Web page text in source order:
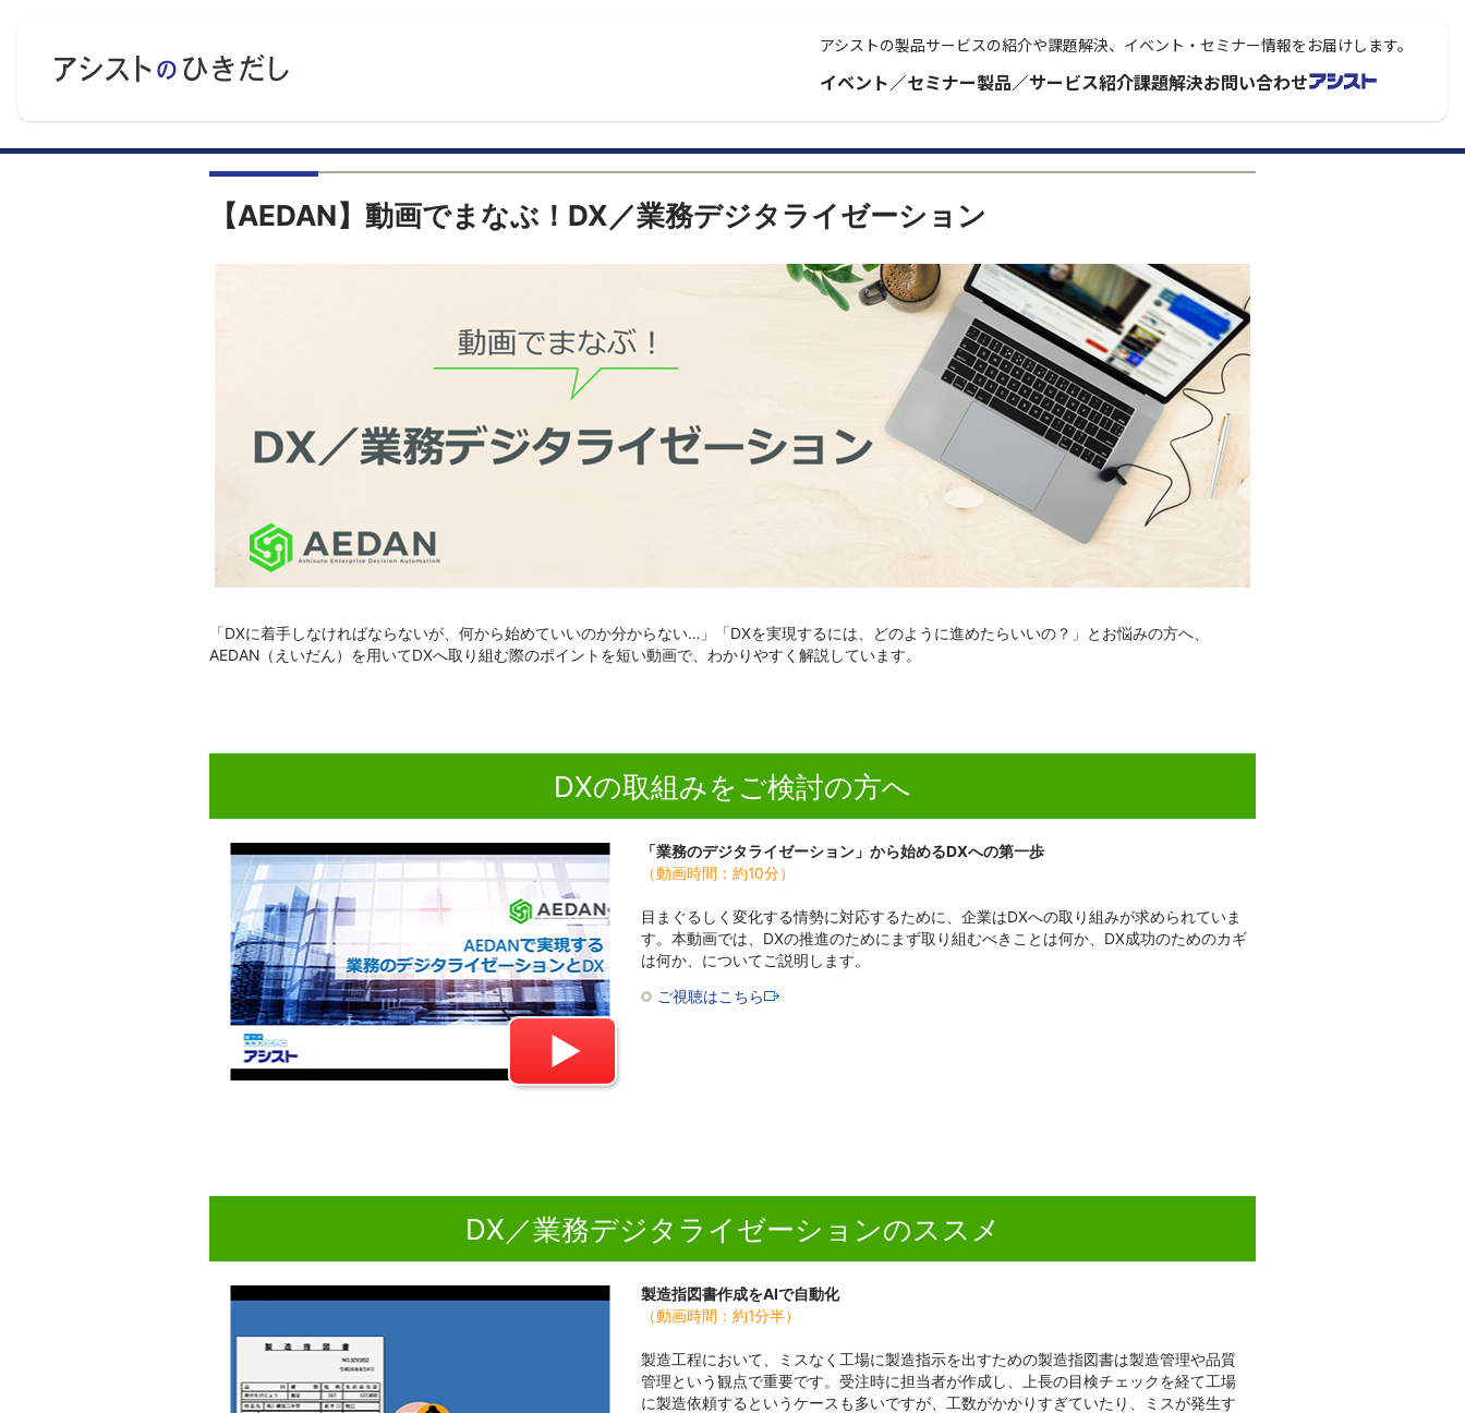
アシストの製品サービスの紹介や課題解決、イベント・セミナー情報をお届けします。
イベント／セミナー製品／サービス紹介課題解決お問い合わせ
【AEDAN】動画でまなぶ！DX／業務デジタライゼーション
「DXに着手しなければならないが、何から始めていいのか分からない…」「DXを実現するには、どのように進めたらいいの？」とお悩みの方へ、
AEDAN（えいだん）を用いてDXへ取り組む際のポイントを短い動画で、わかりやすく解説しています。
DXの取組みをご検討の方へ
「業務のデジタライゼーション」から始めるDXへの第一歩
（動画時間：約10分）
目まぐるしく変化する情勢に対応するために、企業はDXへの取り組みが求められていま
す。本動画では、DXの推進のためにまず取り組むべきことは何か、DX成功のためのカギ
は何か、についてご説明します。
ご視聴はこちら
DX／業務デジタライゼーションのススメ
製造指図書作成をAIで自動化
（動画時間：約1分半）
製造工程において、ミスなく工場に製造指示を出すための製造指図書は製造管理や品質
管理という観点で重要です。受注時に担当者が作成し、上長の目検チェックを経て工場
に製造依頼するというケースも多いですが、工数がかかりすぎていたり、ミスが発生す